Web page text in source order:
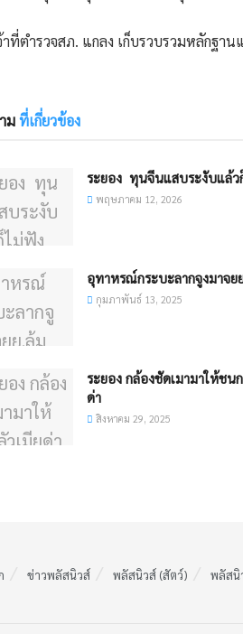
าที่ตำรวจสภ. แกลง เก็บรวบรวมหลักฐา
มที่เกี่ยวข้อง
ระยอง ​ ทุนจีนแสบระงับแล้ว
พฤษภาคม 12, 2026
อุทาหรณ์กระบะลากจูงมาจย
กุมภาพันธ์ 13, 2025
ระยอง กล้องชัดเมามาให้ชน
ด่า
สิงหาคม 29, 2025
ข่าวพลัสนิวส์ พลัสนิวส์ (สัตว์) พลัสนิ